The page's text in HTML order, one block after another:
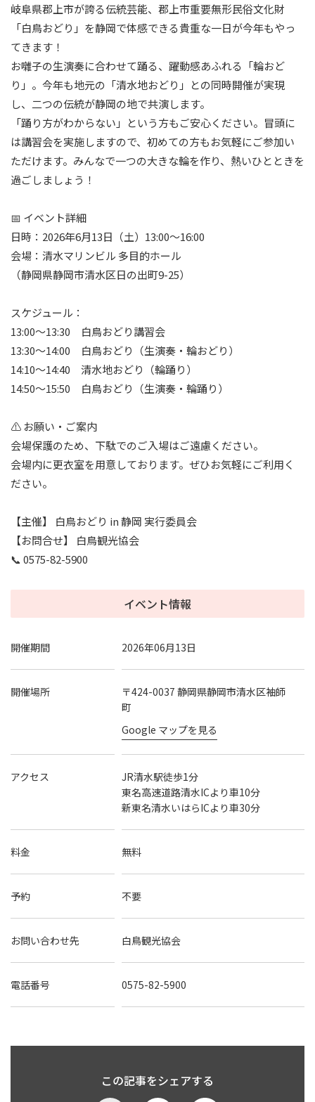
岐阜県郡上市が誇る伝統芸能、郡上市重要無形民俗文化財
「白鳥おどり」を静岡で体感できる貴重な一日が今年もやっ
てきます！
お囃子の生演奏に合わせて踊る、躍動感あふれる「輪おど
り」。今年も地元の「清水地おどり」との同時開催が実現
し、二つの伝統が静岡の地で共演します。
「踊り方がわからない」という方もご安心ください。冒頭に
は講習会を実施しますので、初めての方もお気軽にご参加い
ただけます。みんなで一つの大きな輪を作り、熱いひとときを
過ごしましょう！
📅 イベント詳細
日時：2026年6月13日（土）13:00～16:00
会場：清水マリンビル 多目的ホール
（静岡県静岡市清水区日の出町9-25）
スケジュール：
13:00～13:30 白鳥おどり講習会
13:30～14:00 白鳥おどり（生演奏・輪おどり）
14:10～14:40 清水地おどり（輪踊り）
14:50～15:50 白鳥おどり（生演奏・輪踊り）
⚠️ お願い・ご案内
会場保護のため、下駄でのご入場はご遠慮ください。
会場内に更衣室を用意しております。ぜひお気軽にご利用く
ださい。
【主催】 白鳥おどり in 静岡 実行委員会
【お問合せ】 白鳥観光協会
📞 0575-82-5900
イベント情報
開催期間 2026年06月13日
開催場所
〒424-0037 静岡県静岡市清水区袖師
町
Google マップを見る
アクセス
JR清水駅徒歩1分
東名高速道路清水ICより車10分
新東名清水いはらICより車30分
料金 無料
予約 不要
お問い合わせ先 白鳥観光協会
電話番号 0575-82-5900
この記事をシェアする